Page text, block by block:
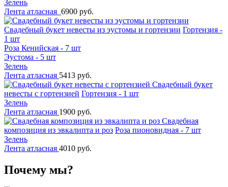
Зелень
Лента атласная 6900 руб.
Свадебный букет невесты из эустомы и гортензии Гортензия -
1 шт
Роза Кенийская - 7 шт
Эустома - 5 шт
Зелень
Лента атласная 5413 руб.
Свадебный букет
невесты с гортензией Гортензия - 1 шт
Зелень
Лента атласная 1900 руб.
Свадебная
композиция из эвкалипта и роз Роза пионовидная - 7 шт
Зелень
Лента атласная 4010 руб.
Почему мы?